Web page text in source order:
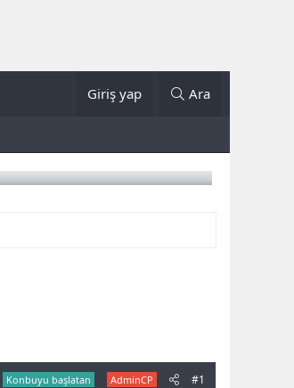
Giriş yap Ara
Konbuyu başlatan AdminCP #1